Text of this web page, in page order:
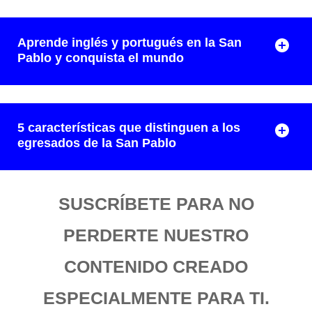
Aprende inglés y portugués en la San
Pablo y conquista el mundo
5 características que distinguen a los
egresados de la San Pablo
SUSCRÍBETE PARA NO
PERDERTE NUESTRO
CONTENIDO CREADO
ESPECIALMENTE PARA TI.